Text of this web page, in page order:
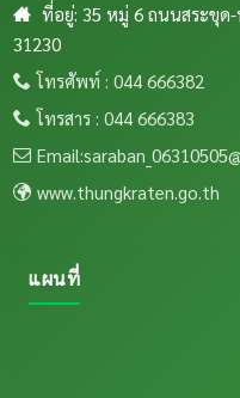
ที่อยู่: 35 หมู่ 6 ถนนสระขุด
31230
โทรศัพท์ : 044 666382
โทรสาร : 044 666383
www.thungkraten.go.th
แผนที่